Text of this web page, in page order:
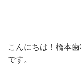
こんにちは！橋本
です。